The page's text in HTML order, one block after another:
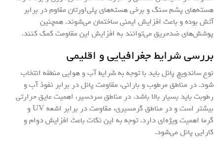
هسته‌های پشم سنگ و برخی هسته‌های پلی‌اورتان مقاوم در برابر
آتش بوده و باعث افزایش ایمنی ساختمان می‌شوند. همچنین
پوشش‌های ضدحریق می‌توانند به افزایش این مقاومت کمک کنند.
بررسی شرایط جغرافیایی و اقلیمی
نوع ساندویچ پانل باید با توجه به شرایط آب و هوایی منطقه انتخاب
شود. در مناطق مرطوب و بارانی، مقاومت پانل در برابر نفوذ آب و
رطوبت باید بسیار بالا باشد. در مناطق سردسیر، اهمیت عایق حرارتی
بیشتر است و در مناطق گرمسیری، مقاومت در برابر اشعه UV و
گرما اهمیت ویژه‌ای دارد. توجه به این نکات باعث افزایش دوام و
کارایی پانل می‌شود.